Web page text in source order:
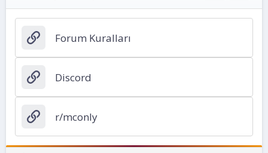
Forum Kuralları
Discord
r/mconly